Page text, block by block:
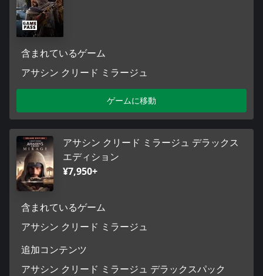
含まれているゲーム
アサシン クリード ミラージュ
ゲームに移動
アサシン クリード ミラージュ デラックス
エディション
¥7,950+
含まれているゲーム
アサシン クリード ミラージュ
追加コンテンツ
アサシン クリード ミラージュ デラックスパック